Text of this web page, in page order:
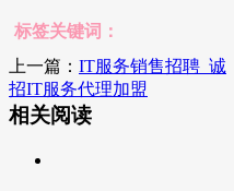
标签关键词：
上一篇： IT服务销售招聘_诚
招IT服务代理加盟
相关阅读